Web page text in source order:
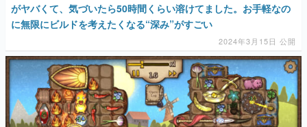
がヤバくて、気づいたら50時間くらい溶けてました。お手軽なの
に無限にビルドを考えたくなる“深み”がすごい
2024年3月15日 公開